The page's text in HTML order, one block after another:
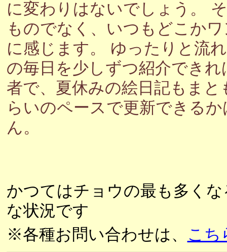
に変わりはないでしょう。
ものでなく、いつもどこか
に感じます。 ゆったりと流
の毎日を少しずつ紹介でき
者で、夏休みの絵日記もま
らいのペースで更新できる
ん。
かつてはチョウの最も多く
な状況です
※各種お問い合わせは、 こち